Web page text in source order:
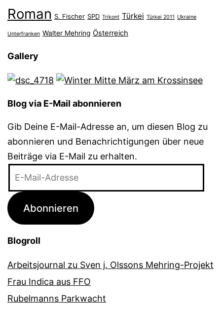
Roman S. Fischer SPD Trikont Türkei Türkei 2011 Ukraine
Unterfranken Walter Mehring Österreich
Gallery
Blog via E-Mail abonnieren
Gib Deine E-Mail-Adresse an, um diesen Blog zu
abonnieren und Benachrichtigungen über neue
Beiträge via E-Mail zu erhalten.
Adresse
Abonnieren
Blogroll
Arbeitsjournal zu Sven j. Olssons Mehring-Projekt
Frau Indica aus FFO
Rubelmanns Parkwacht